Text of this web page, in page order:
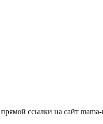
прямой ссылки на сайт